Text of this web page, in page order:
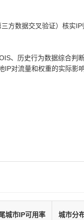
方数据交叉验证）核实IP
、历史行为数据综合判断
IP对流量和权重的实际影
城市IP可用率 城市分